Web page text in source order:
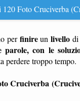
120 Foto Cruciverba
perfinireunlivello di
parole, con le
perdere troppo tempo.
Cruciverba